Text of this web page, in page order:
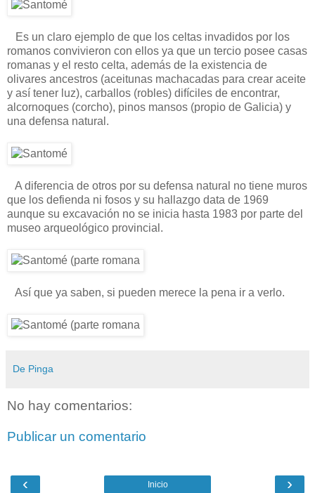
Es un claro ejemplo de que los celtas invadidos por los
romanos convivieron con ellos ya que un tercio posee casas
romanas y el resto celta, además de la existencia de
olivares ancestros (aceitunas machacadas para crear aceite
y así tener luz), carballos (robles) difíciles de encontrar,
alcornoques (corcho), pinos mansos (propio de Galicia) y
una defensa natural.
A diferencia de otros por su defensa natural no tiene muros
que los defienda ni fosos y su hallazgo data de 1969
aunque su excavación no se inicia hasta 1983 por parte del
museo arqueológico provincial.
Así que ya saben, si pueden merece la pena ir a verlo.
De Pinga
No hay comentarios:
Publicar un comentario
‹ ›
Inicio